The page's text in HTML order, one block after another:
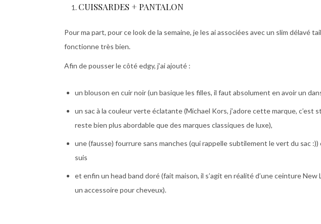
CUISSARDES + PANTALON
Pour ma part, pour ce look de la semaine, je les ai associées avec un slim délavé
fonctionne très bien.
Afin de pousser le côté edgy, j’ai ajouté :
un blouson en cuir noir (un basique les filles, il faut absolument en avoir un
un sac à la couleur verte éclatante (Michael Kors, j’adore cette marque, c’est
reste bien plus abordable que des marques classiques de luxe),
une (fausse) fourrure sans manches (qui rappelle subtilement le vert du sac
suis
et enfin un head band doré (fait maison, il s’agit en réalité d’une ceinture New
un accessoire pour cheveux).